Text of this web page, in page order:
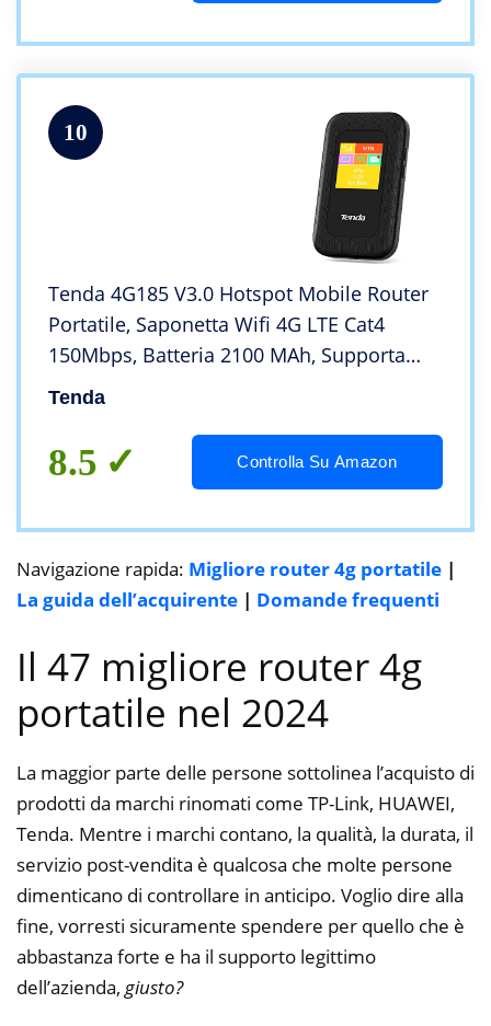
10
Tenda 4G185 V3.0 Hotspot Mobile Router
Portatile, Saponetta Wifi 4G LTE Cat4
150Mbps, Batteria 2100 MAh, Supporta
l’alimentazione della porta USB, Nessuna
Colori
Tenda
8.5 Controlla Su Amazon
Navigazione rapida: Migliore router 4g portatile |
La guida dell’acquirente | Domande frequenti
Il 47 migliore router 4g
portatile nel 2024
La maggior parte delle persone sottolinea l’acquisto di
prodotti da marchi rinomati come TP-Link, HUAWEI,
Tenda. Mentre i marchi contano, la qualità, la durata, il
servizio post-vendita è qualcosa che molte persone
dimenticano di controllare in anticipo. Voglio dire alla
fine, vorresti sicuramente spendere per quello che è
abbastanza forte e ha il supporto legittimo
dell’azienda, giusto?